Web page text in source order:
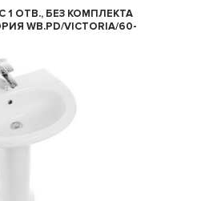
1 ОТВ., БЕЗ КОМПЛЕКТА
WB.PD/VICTORIA/60-